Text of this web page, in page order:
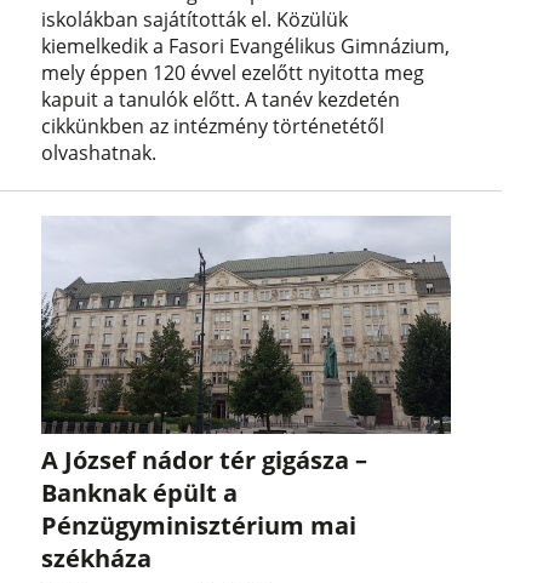
iskolákban sajátították el. Közülük
kiemelkedik a Fasori Evangélikus Gimnázium,
mely éppen 120 évvel ezelőtt nyitotta meg
kapuit a tanulók előtt. A tanév kezdetén
cikkünkben az intézmény történetétől
olvashatnak.
A József nádor tér gigásza –
Banknak épült a
Pénzügyminisztérium mai
székháza